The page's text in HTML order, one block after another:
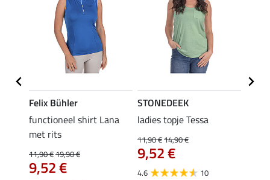
Felix Bühler
functioneel shirt Lana
met rits
11,90 €19,90 €
9,52 €
STONEDEEK
ladies topje Tessa
11,90 €14,90 €
9,52 €
4.6 10